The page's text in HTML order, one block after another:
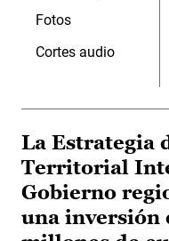
Fotos
Cortes audio
La Estrategia
Territorial
Gobierno
una inversión